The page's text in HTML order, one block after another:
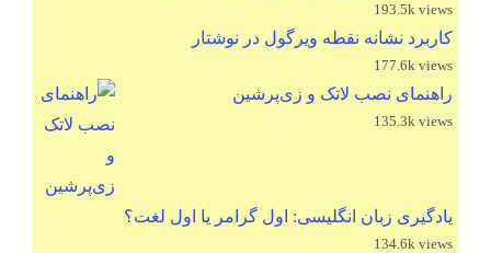
193.5k views
کاربرد نشانه نقطه ویرگول در نوشتار
177.6k views
راهنمای نصب لاتک و زی‌پرشین
135.3k views
یادگیری زبان انگلیسی: اول گرامر یا اول لغت؟
134.6k views